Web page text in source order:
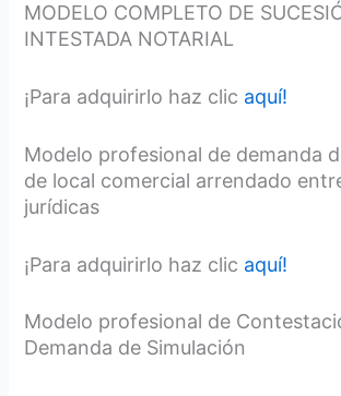
MODELO COMPLETO DE
INTESTADA NOTARIAL
¡Para adquirirlo haz clic aquí!
Modelo profesional de demanda
de local comercial arrendado
jurídicas
¡Para adquirirlo haz clic aquí!
Modelo profesional de
Demanda de Simulación